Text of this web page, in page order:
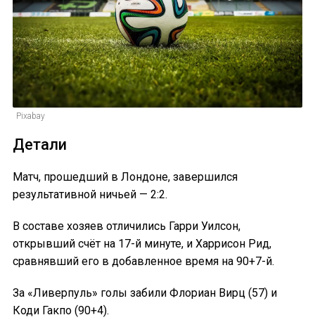
Pixabay
Детали
Матч, прошедший в Лондоне, завершился
результативной ничьей — 2:2.
В составе хозяев отличились Гарри Уилсон,
открывший счёт на 17-й минуте, и Харрисон Рид,
сравнявший его в добавленное время на 90+7-й.
За «Ливерпуль» голы забили Флориан Вирц (57) и
Коди Гакпо (90+4).